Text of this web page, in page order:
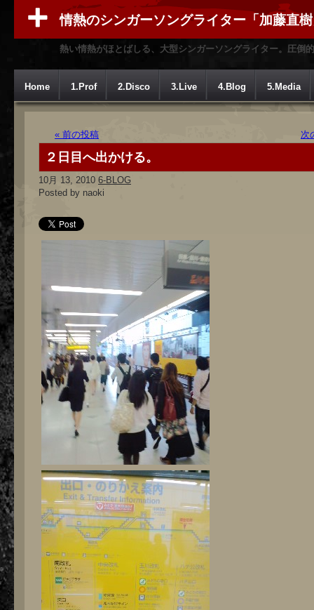
情熱のシンガーソングライター「加藤直
熱い情熱がほとばしる、大型シンガーソングライター。圧倒
Home 1.Prof 2.Disco 3.Live 4.Blog 5.Media
« 前の投稿 次
２日目へ出かける。
10月 13, 2010 6-BLOG
Posted by naoki